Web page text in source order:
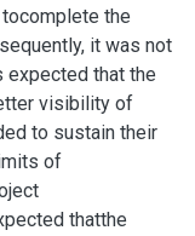
the
it was not
expected that the
visibility of
to sustain their
of
thatthe